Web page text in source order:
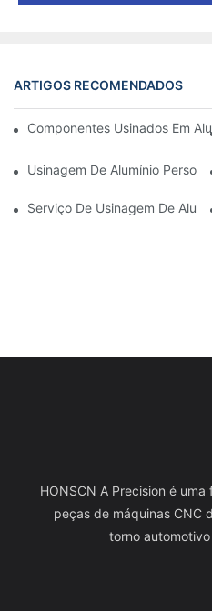
ARTIGOS RECOMENDADOS
Componentes Usinados Em
Usinagem De Alumínio
Serviço De Usinagem De
HONSCN A Precision é
peças de máquinas CNC
torno